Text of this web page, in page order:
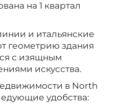
на 1 квартал
и итальянские
геометрию здания
с изящным
искусства.
в North
удобства: